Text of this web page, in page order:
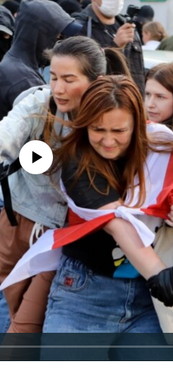
currently available